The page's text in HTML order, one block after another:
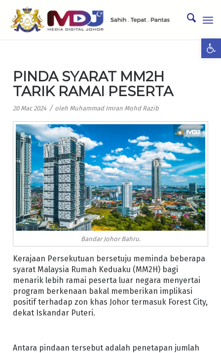
PINDA SYARAT MM2H
TARIK RAMAI PESERTA
20 Mac 2024 / oleh Muhammad Imran Mohd Razib
Bandar Johor Bahru.
Kerajaan Persekutuan bersetuju meminda beberapa
syarat Malaysia Rumah Keduaku (MM2H) bagi
menarik lebih ramai peserta luar negara menyertai
program berkenaan bakal memberikan implikasi
positif terhadap zon khas Johor termasuk Forest City,
dekat Iskandar Puteri.
Antara pindaan tersebut adalah penetapan jumlah